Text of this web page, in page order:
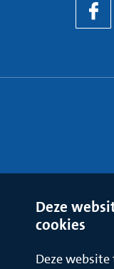
Deze
cookies
Deze website